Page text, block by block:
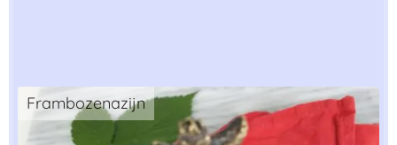
Frambozenazijn